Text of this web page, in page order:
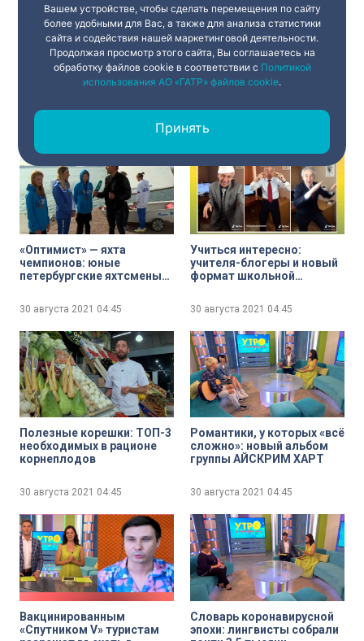
Новая школа – к новому
учебному году: в школе №
Рабочее место, рюкзак,
обувь и упражнения для
осанку
30 августа 2021
«Оптимист» — яхта
чемпионов: юные
петербургские яхтсмены
30 августа 2021 04:45
Учиться интересно:
учителя-блогеры и новый
формат школьной
30 августа 2021 04:45
Полезные корешки: ТОП-3
необходимых в рационе
корнеплодов
30 августа 2021 04:45
Романтики, у которых «всё
сложно»: новый альбом
группы АЙСКРИМ ХАРТ
30 августа 2021 04:45
Вакцинированным
«Спутником V» туристам
Словарь коронавирусной
эпохи: лингвисты собрали
Вашем устройстве, чтобы сделать перемещения по сайту
более удобными для Вас, а также для анализа статистики
сайта и содействия нашей маркетинговой деятельности.
Продолжая просмотр этого сайта, Вы соглашаетесь на
обработку файлов cookie в соответствии с Политикой
использования АО «ГАТР» файлов cookie.
Принять